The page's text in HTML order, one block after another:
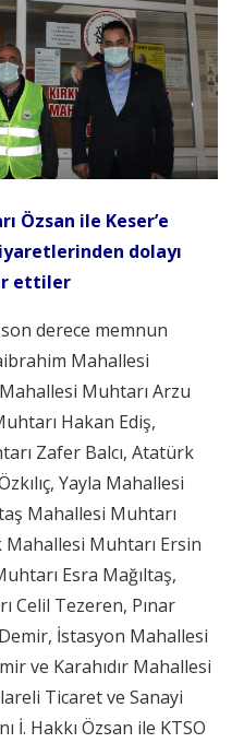
Özsan ile Keser’e
dolayı
ettiler
derece memnun
Mahallesi
Muhtarı Arzu
Hakan Ediş,
Zafer Balcı, Atatürk
Yayla Mahallesi
Mahallesi Muhtarı
Muhtarı Ersin
Esra Mağıltaş,
Celil Tezeren, Pınar
İstasyon Mahallesi
ve Karahıdır Mahallesi
Ticaret ve Sanayi
İ. Hakkı Özsan ile KTSO